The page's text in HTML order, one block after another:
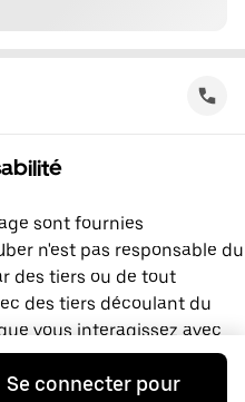
sont fournies
n'est pas responsable du
des tiers ou de tout
des tiers découlant du
vous interagissez avec
directement avec lui,
Si vous avez des
Se connecter pour